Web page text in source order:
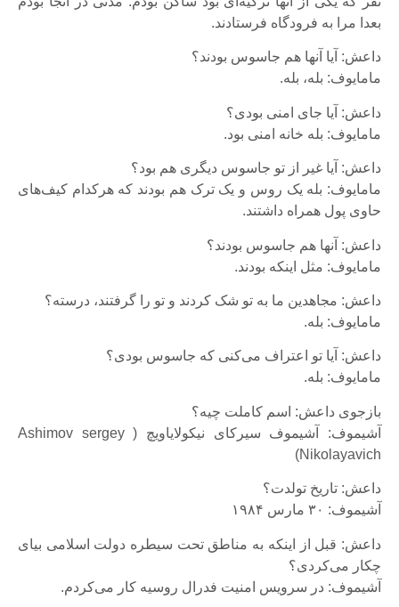
بعدا مرا به فرودگاه فرستادند.
داعش: آیا آنها هم جاسوس بودند؟
مامایوف: بله، بله.
داعش: آیا جای امنی بودی؟
مامایوف: بله خانه امنی بود.
داعش: آیا غیر از تو جاسوس دیگری هم بود؟
مامایوف: بله یک روس و یک ترک هم بودند که هرکدام کیف‌های
حاوی پول همراه داشتند.
داعش: آنها هم جاسوس بودند؟
مامایوف: مثل اینکه بودند.
داعش: مجاهدین ما به تو شک کردند و تو را گرفتند، درسته؟
مامایوف: بله.
داعش: آیا تو اعتراف می‌کنی که جاسوس بودی؟
مامایوف: بله.
بازجوی داعش: اسم کاملت چیه؟
آشیموف: آشیموف سیرکای نیکولایاویچ ( Ashimov sergey
Nikolayavich)
داعش: تاریخ تولدت؟
آشیموف: ۳۰ مارس ۱۹۸۴
داعش: قبل از اینکه به مناطق تحت سیطره دولت اسلامی بیای
چکار می‌کردی؟
آشیموف: در سرویس امنیت فدرال روسیه کار می‌کردم.